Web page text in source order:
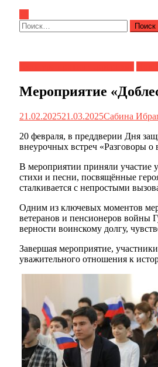
Найти:
Мероприятие
21.02.202521.03.2025Сабина
20 февраля, в преддверии Дня
внеурочных встреч «Разговоры
В мероприятии приняли
стихи и песни, посвящённые
сталкивается с непростыми
Одним из ключевых моментов
ветеранов и пенсионеров войны
верности воинскому долгу,
Завершая мероприятие,
уважительного отношения к